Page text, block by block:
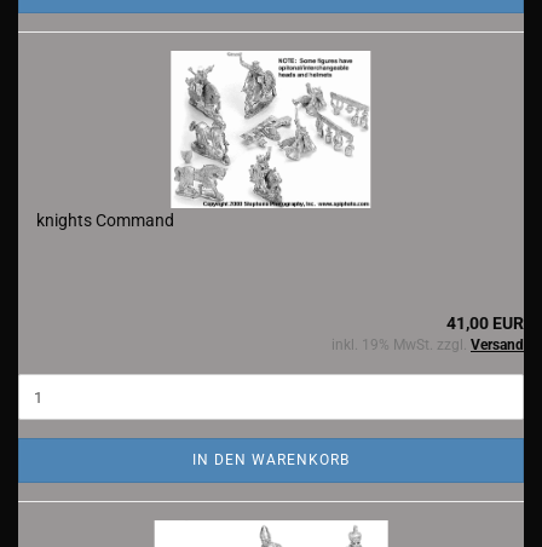
knights Command
41,00 EUR
inkl. 19% MwSt. zzgl. Versand
IN DEN WARENKORB